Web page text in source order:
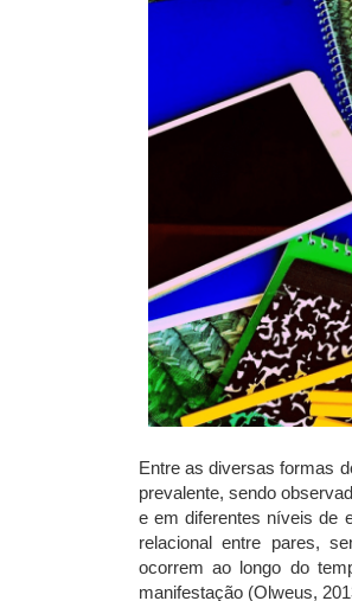
Entre as diversas formas
prevalente, sendo
e em diferentes níveis de
relacional entre pares,
ocorrem ao longo do
manifestação (Olweus,